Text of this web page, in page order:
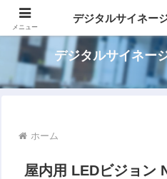
パッケージでカンタ
デジタルサイネー
ホーム
屋内用 LEDビジョン
メニュー
デジタルサイネー